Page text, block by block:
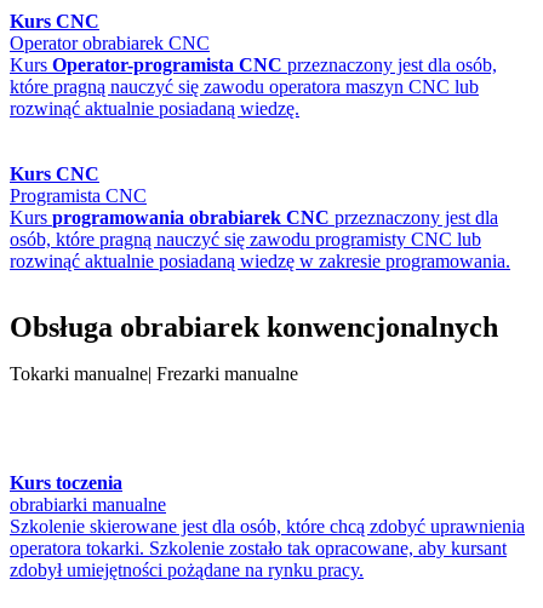
Kurs CNC
Operator obrabiarek CNC
Kurs Operator-programista CNC przeznaczony jest dla osób,
które pragną nauczyć się zawodu operatora maszyn CNC lub
rozwinąć aktualnie posiadaną wiedzę.
Kurs CNC
Programista CNC
Kurs programowania obrabiarek CNC przeznaczony jest dla
osób, które pragną nauczyć się zawodu programisty CNC lub
rozwinąć aktualnie posiadaną wiedzę w zakresie programowania.
Obsługa obrabiarek konwencjonalnych
Tokarki manualne| Frezarki manualne
Kurs toczenia
obrabiarki manualne
Szkolenie skierowane jest dla osób, które chcą zdobyć uprawnienia
operatora tokarki. Szkolenie zostało tak opracowane, aby kursant
zdobył umiejętności pożądane na rynku pracy.